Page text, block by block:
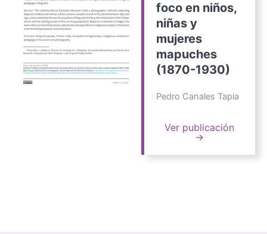
foco en niños,
niñas y
mujeres
mapuches
(1870-1930)
Pedro Canales Tapia
Ver publicación
→